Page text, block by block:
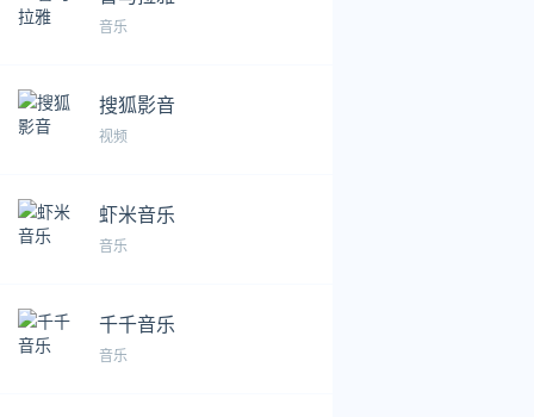
音乐
搜狐影音
视频
虾米音乐
音乐
千千音乐
音乐